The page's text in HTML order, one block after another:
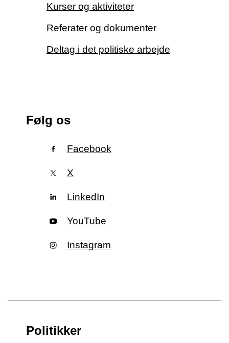
Kurser og aktiviteter
Referater og dokumenter
Deltag i det politiske arbejde
Følg os
Facebook
X
LinkedIn
YouTube
Instagram
Politikker